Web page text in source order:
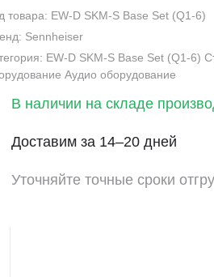
товара: EW-D SKM-S Base Set (Q1-6)
Sennheiser
EW-D SKM-S Base Set (Q1-6)
Аудио оборудование
В наличии на складе
Доставим за 14–20 дней
Уточняйте точные сроки